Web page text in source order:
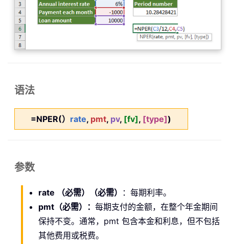
语法
=NPER(） rate, pmt, pv, [fv], [type])
参数
rate （必需） （必需）
：每期利率。
pmt （必需） ： 每期支付的金额，在整个年金期间
保持不变。通常，pmt 包含本金和利息，但不包括
其他费用或税费。